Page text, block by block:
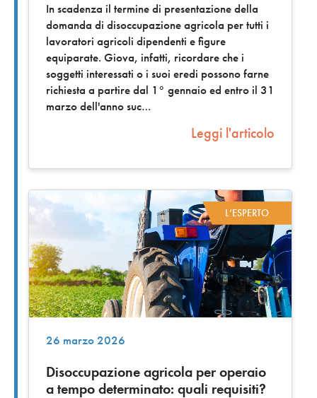
In scadenza il termine di presentazione della
domanda di disoccupazione agricola per tutti i
lavoratori agricoli dipendenti e figure
equiparate. Giova, infatti, ricordare che i
soggetti interessati o i suoi eredi possono farne
richiesta a partire dal 1° gennaio ed entro il 31
marzo dell'anno suc
Leggi l'articolo
L’ESPERTO
26 marzo 2026
Disoccupazione agricola per operaio
a tempo determinato: quali requisiti?